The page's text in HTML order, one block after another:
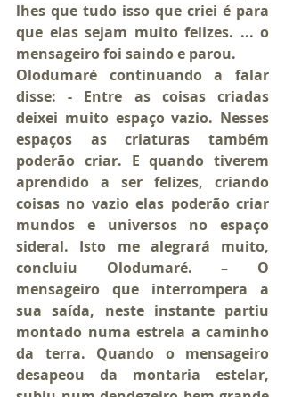
lhes que tudo isso que criei é para
que elas sejam muito felizes. ... o
mensageiro foi saindo e parou.
Olodumaré continuando a falar
disse: - Entre as coisas criadas
deixei muito espaço vazio. Nesses
espaços as criaturas também
poderão criar. E quando tiverem
aprendido a ser felizes, criando
coisas no vazio elas poderão criar
mundos e universos no espaço
sideral. Isto me alegrará muito,
concluiu Olodumaré. – O
mensageiro que interrompera a
sua saída, neste instante partiu
montado numa estrela a caminho
da terra. Quando o mensageiro
desapeou da montaria estelar,